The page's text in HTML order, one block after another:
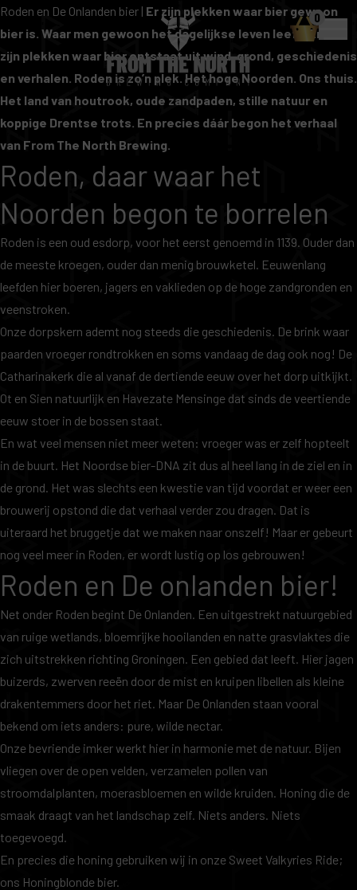
0
Roden en De Onlanden bier | Er zijn plekken waar bier gewoon
bier is. Waar men gewoon het dagelijkse leven leeft. En er
zijn plekken waar bier ontstaat uit wind, grond, geschiedenis
en verhalen. Roden is zo’n plek. Het hoge Noorden. Ons thuis.
Het land van houtrook, oude zandpaden, stille natuur en
koppige Drentse trots. En precies dáár begon het verhaal
van From The North Brewing.
Roden, daar waar het
Noorden begon te borrelen
Roden is een oud esdorp, voor het eerst genoemd in 1139. Ouder dan
de meeste kroegen, ouder dan menig brouwketel. Eeuwenlang
leefden hier boeren, jagers en vaklieden op de hoge zandgronden en
veenstroken.
Onze dorpskern ademt nog steeds die geschiedenis. De brink waar
paarden vroeger rondtrokken en soms vandaag de dag ook nog! De
Catharinakerk die al vanaf de dertiende eeuw over het dorp uitkijkt.
Ot en Sien natuurlijk en Havezate Mensinge dat sinds de veertiende
eeuw stoer in de bossen staat.
En wat veel mensen niet meer weten: vroeger was er zelf hopteelt
in de buurt. Het Noordse bier-DNA zit dus al heel lang in de ziel en in
de grond. Het was slechts een kwestie van tijd voordat er weer een
brouwerij opstond die dat verhaal verder zou dragen. Dat is
uiteraard het bruggetje dat we maken naar onszelf! Maar er gebeurt
nog veel meer in Roden, er wordt lustig op los gebrouwen!
Roden en De onlanden bier!
Net onder Roden begint De Onlanden. Een uitgestrekt natuurgebied
van ruige wetlands, bloemrijke hooilanden en natte grasvlaktes die
zich uitstrekken richting Groningen. Een gebied dat leeft. Hier jagen
buizerds, zwerven reeën door de mist en kruipen libellen als kleine
drakentemmers door het riet. Maar De Onlanden staan vooral
bekend om iets anders: pure, wilde nectar.
Onze bevriende imker werkt hier in harmonie met de natuur. Bijen
vliegen over de open velden, verzamelen pollen van
stroomdalplanten, moerasbloemen en wilde kruiden. Honing die de
smaak draagt van het landschap zelf. Niets anders. Niets
toegevoegd.
En precies die honing gebruiken wij in onze Sweet Valkyries Ride;
ons Honingblonde bier.